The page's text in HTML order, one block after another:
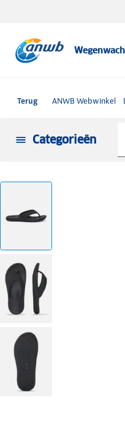
Terug ANWB Webwinkel
Categorieën